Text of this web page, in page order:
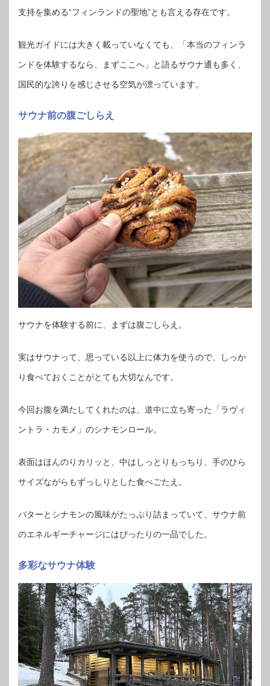
支持を集める“フィンランドの聖地”とも言える存在です。
観光ガイドには大きく載っていなくても、「本当のフィンラ
ンドを体験するなら、まずここへ」と語るサウナ通も多く、
国民的な誇りを感じさせる空気が漂っています。
サウナ前の腹ごしらえ
サウナを体験する前に、まずは腹ごしらえ。
実はサウナって、思っている以上に体力を使うので、しっか
り食べておくことがとても大切なんです。
今回お腹を満たしてくれたのは、道中に立ち寄った「ラヴィ
ントラ・カモメ」のシナモンロール。
表面はほんのりカリッと、中はしっとりもっちり、手のひら
サイズながらもずっしりとした食べごたえ。
バターとシナモンの風味がたっぷり詰まっていて、サウナ前
のエネルギーチャージにはぴったりの一品でした。
多彩なサウナ体験